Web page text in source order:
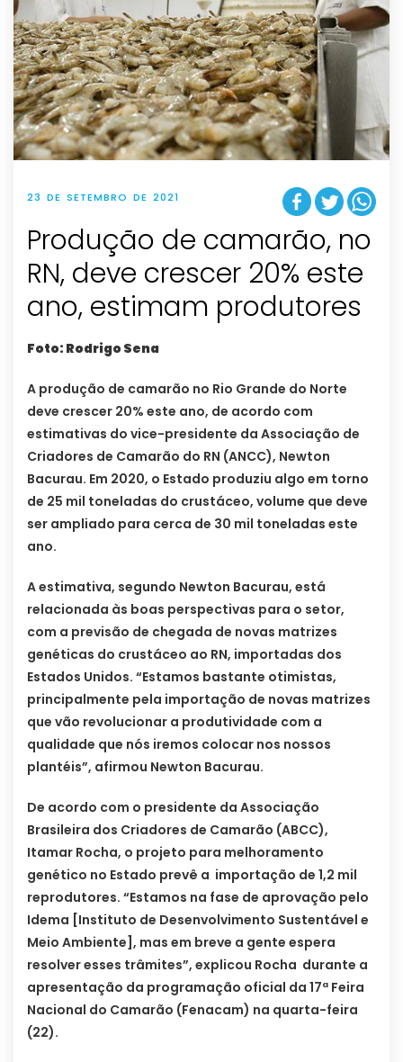
23 DE SETEMBRO DE 2021
Produção de camarão, no
RN, deve crescer 20% este
ano, estimam produtores
Foto: Rodrigo Sena
A produção de camarão no Rio Grande do Norte
deve crescer 20% este ano, de acordo com
estimativas do vice-presidente da Associação de
Criadores de Camarão do RN (ANCC), Newton
Bacurau. Em 2020, o Estado produziu algo em torno
de 25 mil toneladas do crustáceo, volume que deve
ser ampliado para cerca de 30 mil toneladas este
ano.
A estimativa, segundo Newton Bacurau, está
relacionada às boas perspectivas para o setor,
com a previsão de chegada de novas matrizes
genéticas do crustáceo ao RN, importadas dos
Estados Unidos. “Estamos bastante otimistas,
principalmente pela importação de novas matrizes
que vão revolucionar a produtividade com a
qualidade que nós iremos colocar nos nossos
plantéis”, afirmou Newton Bacurau.
De acordo com o presidente da Associação
Brasileira dos Criadores de Camarão (ABCC),
Itamar Rocha, o projeto para melhoramento
genético no Estado prevê a importação de 1,2 mil
reprodutores. “Estamos na fase de aprovação pelo
Idema [Instituto de Desenvolvimento Sustentável e
Meio Ambiente], mas em breve a gente espera
resolver esses trâmites”, explicou Rocha durante a
apresentação da programação oficial da 17ª Feira
Nacional do Camarão (Fenacam) na quarta-feira
(22).